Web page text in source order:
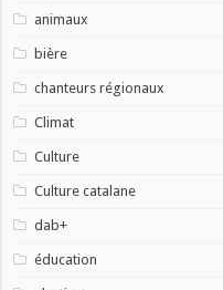
animaux
bière
chanteurs régionaux
Climat
Culture
Culture catalane
dab+
éducation